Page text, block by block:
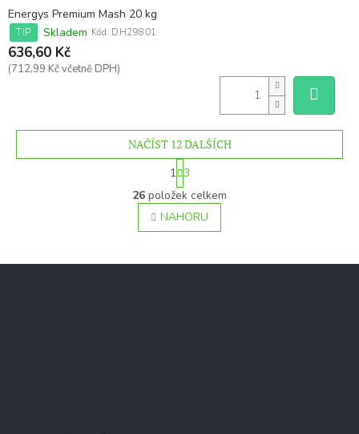
Energys Premium Mash 20 kg
TIP Skladem Kód: DH29801
636,60 Kč
(712,99 Kč včetně DPH)
O
v
l
á
a
NAČÍST 12 DALŠÍCH
S
t
r
á
n
k
v
1 3
26 položek celkem
NAHORU
Z